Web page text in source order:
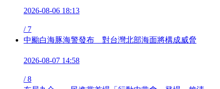
2026-08-06 18:13
/ 7
中颱白海豚海警發布 對台灣北部海面將構成威脅
2026-08-07 14:58
/ 8